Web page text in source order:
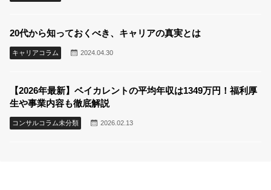
20代から知っておくべき、キャリアの真実とは
キャリアコラム 2024.04.30
【2026年最新】ベイカレントの平均年収は1349万円！福利厚
生や事業内容も徹底解説
コンサルコラム未分類 2026.02.13